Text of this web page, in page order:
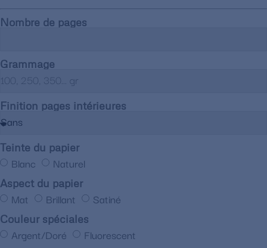
Nombre de pages
Grammage
Finition pages intérieures
Teinte du papier
Blanc Naturel
Aspect du papier
Mat Brillant Satiné
Couleur spéciales
Argent/Doré Fluorescent